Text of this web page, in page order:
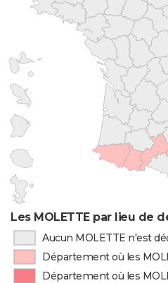
Les MOLETTE par lieu de
Aucun MOLETTE n'est
Département où les
Département où les